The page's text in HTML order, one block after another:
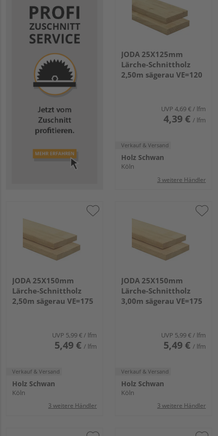
JODA 25X125mm
Lärche-Schnittholz
2,50m sägerau VE=120
UVP 4,69 €/ lfm
4,39 € / lfm
Verkauf & Versand
Holz Schwan
Köln
3 weitere Händler
JODA 25X150mm
Lärche-Schnittholz
2,50m sägerau VE=175
UVP 5,99 €/ lfm
5,49 € / lfm
Verkauf & Versand
Holz Schwan
Köln
3 weitere Händler
JODA 25X150mm
Lärche-Schnittholz
3,00m sägerau VE=175
UVP 5,99 €/ lfm
5,49 € / lfm
Verkauf & Versand
Holz Schwan
Köln
3 weitere Händler